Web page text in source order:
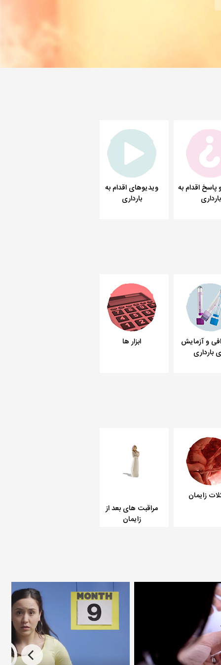
اقدام به
بارداری
ویدیوهای اقدام به
بارداری
و آزمایش
بارداری
ابزار ها
زایمان
مراقبت های بعد از
زایمان